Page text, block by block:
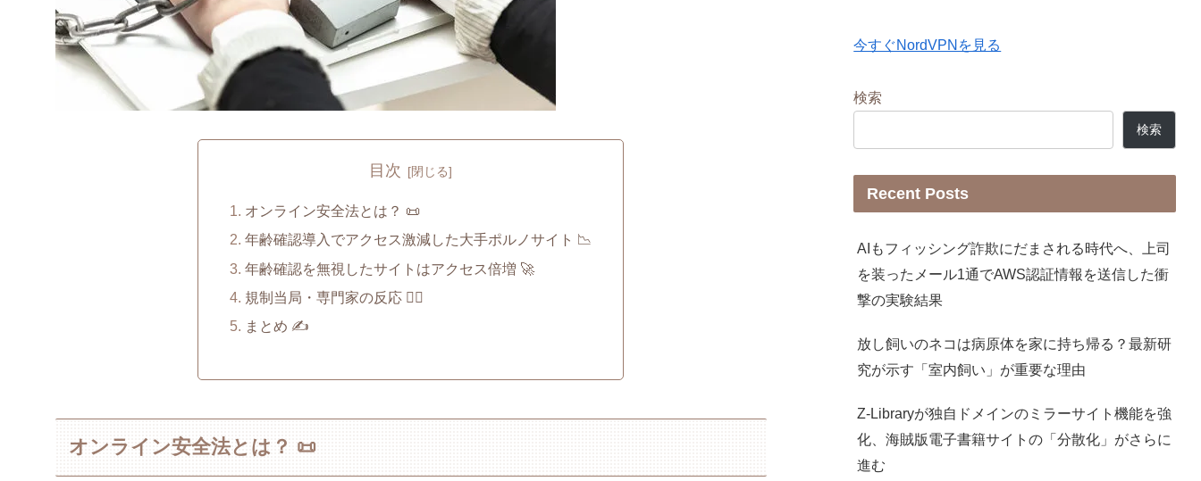
目次
オンライン安全法とは？ 📜
年齢確認導入でアクセス激減した大手ポルノサイト 📉
年齢確認を無視したサイトはアクセス倍増 🚀
規制当局・専門家の反応 🕵️‍♂️
まとめ ✍️
オンライン安全法とは？ 📜
今すぐNordVPNを見る
検索
検索
Recent Posts
AIもフィッシング詐欺にだまされる時代へ、上司
を装ったメール1通でAWS認証情報を送信した衝
撃の実験結果
放し飼いのネコは病原体を家に持ち帰る？最新研
究が示す「室内飼い」が重要な理由
Z-Libraryが独自ドメインのミラーサイト機能を強
化、海賊版電子書籍サイトの「分散化」がさらに
進む